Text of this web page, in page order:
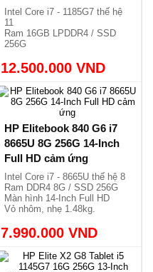
G8 i7 1185G7 13.3-Inch
FHD cảm ứng gập 360 độ
Intel Core i7 - 1185G7 thế hệ
Ram 16GB LPDDR4 / SSD
256G
Màn hình 13.3 FHD cảm ứng
x360
Vỏ nhôm siêu mỏng và nhẹ
12.500.000 VND
HP Elitebook 840 G6 i7
8665U 8G 256G 14-Inch
Full HD cảm ứng
Intel Core i7 - 8665U thế hệ 8
Ram DDR4 8G / SSD 256G
Màn hình 14-Inch Full HD
Vỏ nhôm, nhẹ 1.48kg.
7.990.000 VND